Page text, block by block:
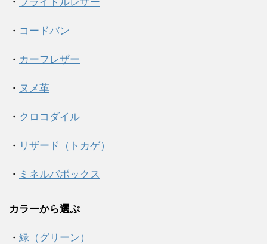
・ コードバン
・ カーフレザー
・ ヌメ革
・ クロコダイル
・ リザード（トカゲ）
・ ミネルバボックス
カラーから選ぶ
・ 緑（グリーン）